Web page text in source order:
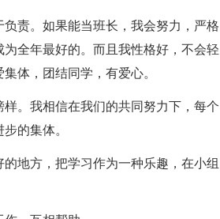
责。如果能当班长，我会努力，严格
全年最好的。而且我性格好，不会轻
体，团结同学，有爱心。
。我相信在我们的共同努力下，每个
的集体。
地方，把学习作为一种乐趣，在小组